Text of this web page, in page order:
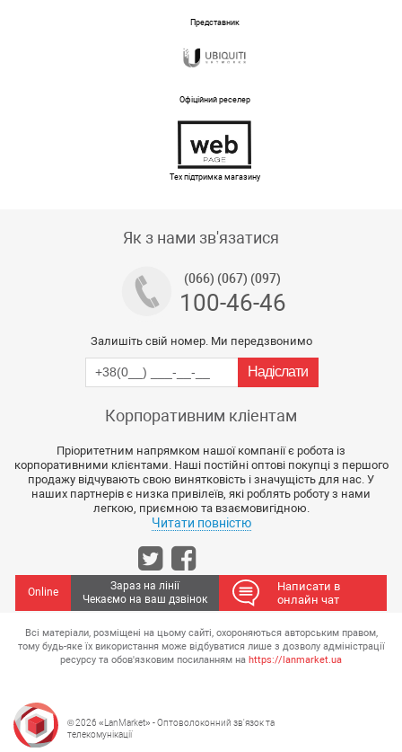
Представник
Офіційний реселер
Тех підтримка магазину
Як з нами зв'язатися
(066) (067) (097)
100-46-46
Залишіть свій номер. Ми передзвонимо
Корпоративним кліентам
Пріоритетним напрямком нашої компанії є робота із
корпоративними клієнтами. Наші постійні оптові покупці з першого
продажу відчувають свою винятковість і значущість для нас. У
наших партнерів є низка привілеїв, які роблять роботу з нами
легкою, приємною та взаємовигідною.
Читати повністю
Online
Зараз на лінії
Чекаємо на ваш дзвінок
Написати в
онлайн чат
© 2026 «LanMarket» - Оптоволоконний зв'язок та
телекомунікації
Всі матеріали, розміщені на цьому сайті, охороняються авторським правом,
тому будь-яке їх використання може відбуватися лише з дозволу адміністрації
ресурсу та обов'язковим посиланням на https://lanmarket.ua